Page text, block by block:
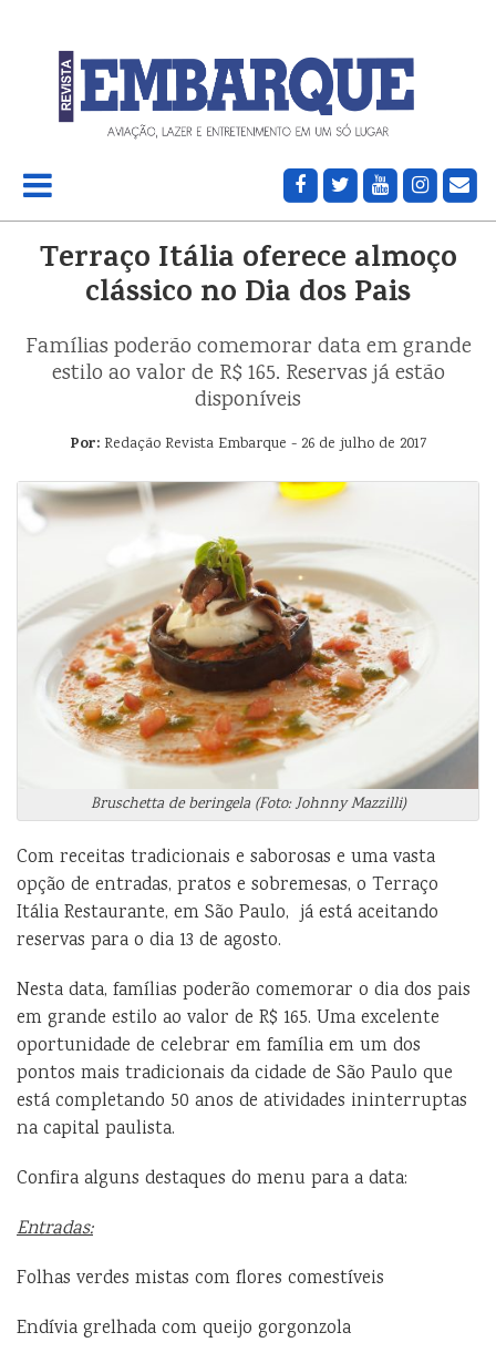
Terraço Itália oferece almoço
clássico no Dia dos Pais
Famílias poderão comemorar data em grande
estilo ao valor de R$ 165. Reservas já estão
disponíveis
Por:Redação Revista Embarque - 26 de julho de 2017
Bruschetta de beringela (Foto: Johnny Mazzilli)
Com receitas tradicionais e saborosas e uma vasta
opção de entradas, pratos e sobremesas, o Terraço
Itália Restaurante, em São Paulo, já está aceitando
reservas para o dia 13 de agosto.
Nesta data, famílias poderão comemorar o dia dos pais
em grande estilo ao valor de R$ 165. Uma excelente
oportunidade de celebrar em família em um dos
pontos mais tradicionais da cidade de São Paulo que
está completando 50 anos de atividades ininterruptas
na capital paulista.
Confira alguns destaques do menu para a data:
Entradas:
Folhas verdes mistas com flores comestíveis
Endívia grelhada com queijo gorgonzola